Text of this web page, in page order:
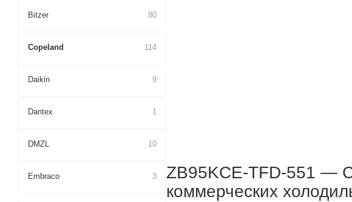
ZB95KCE-TFD-551 —
коммерческих
Bitzer 80
Copeland 114
Daikin 9
Dantex 1
DMZL 10
Embraco 3